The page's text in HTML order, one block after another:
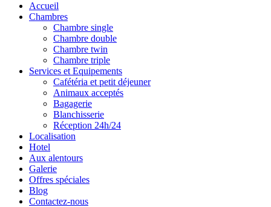
Accueil
Chambres
Chambre single
Chambre double
Chambre twin
Chambre triple
Services et Equipements
Cafétéria et petit déjeuner
Animaux acceptés
Bagagerie
Blanchisserie
Réception 24h/24
Localisation
Hotel
Aux alentours
Galerie
Offres spéciales
Blog
Contactez-nous